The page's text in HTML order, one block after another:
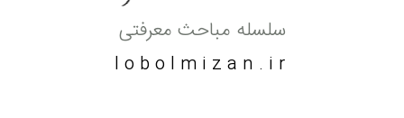
سلسله مباحث معرفتی
lobolmizan.ir